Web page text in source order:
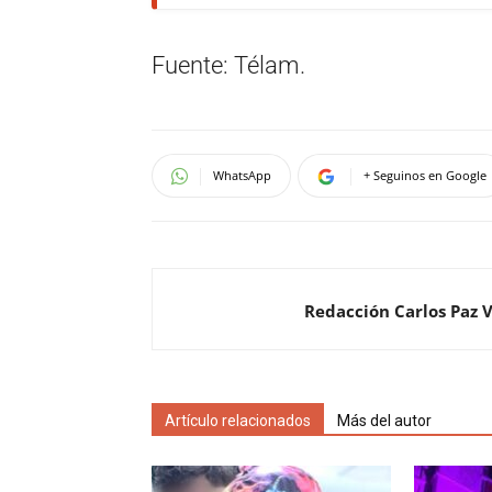
Fuente: Télam.
WhatsApp + Seguinos en Google
Redacción Carlos Paz
Artículo relacionados Más del autor